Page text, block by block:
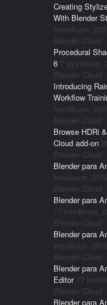
Creating
With Blender
helmikuun,
Blender Cloud
Procedural
6 7 syyskuun,
Blender Cloud
Introducing
Workflow
heinäkuun,
Blender Cloud
Browse HDRi
Cloud add-on
Blender Cloud
Blender para
kesäkuun, 2019
Blender Cloud
Blender para
17 kesäkuun,
Blender Cloud
Blender para
kesäkuun, 2019
Blender Cloud
Blender para
Editor 17
Blender Cloud
Blender para